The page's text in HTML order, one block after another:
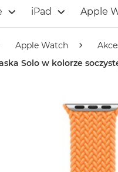
iPad Apple
Apple Watch
Solo w kolorze